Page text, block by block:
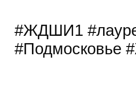
#ЖДШИ1
#Подмосковье